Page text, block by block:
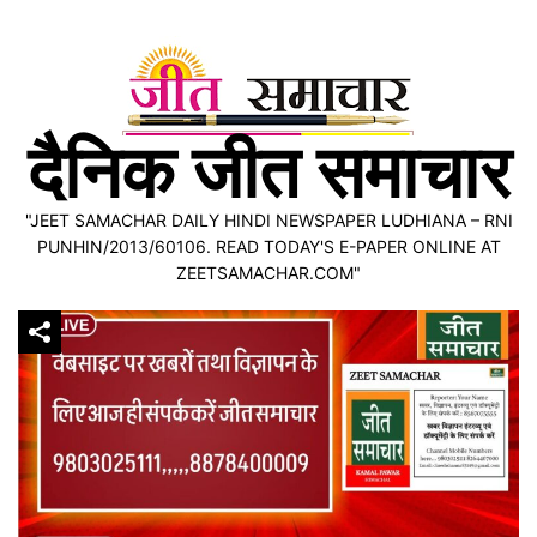
दैनिक जीत समाचार
"JEET SAMACHAR DAILY HINDI NEWSPAPER LUDHIANA – RNI
PUNHIN/2013/60106. READ TODAY'S E-PAPER ONLINE AT
ZEETSAMACHAR.COM"